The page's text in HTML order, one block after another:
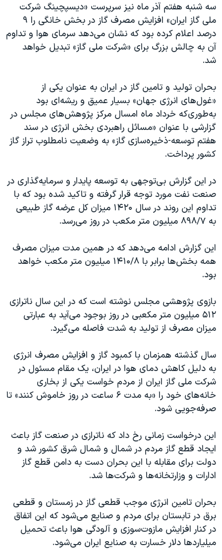
سفر پرزیدنت ترامپ به چین
سه شنبه هفتم آذر ماه نیز سرپرست «دیسپچینگ شرکت
ملی گاز ایران» افزایش مصرف گاز در بخش خانگی را ۹
درصد اعلام کرده بود که نشان می‌دهد سرمای هوا و تداوم
آن به چالش بزرگ برای «شرکت ملی گاز» تبدیل خواهد
شد.
بحران تولید و تامین گاز در ایران به عنوان یکی از
«غول‌های انرژی جهان» بسیار عمیق و ریشه‌ای بود
به‌طوری‌که خرداد ماه امسال مرکز پژوهش‌های مجلس در
گزارشی با عنوان «مسائل راهبردی بخش انرژی در سند
هفتم توسعه-ذخیره‌سازی گاز» به وضعیت نامطلوب تراز گاز
کشور پرداخت.
در این گزارش بی‌توجهی به توسعه پایدار و سرمایه‌گذاری در
صنعت نفت مورد توجه قرار گرفته و تاکید شده بود که با
تداوم این روند در سال ۱۴۲۰ میزان کل عرضه گاز طبیعی
به ۸۹۸/۷ میلیون متر مکعب در روز می‌رسد.
این گزارش ادامه می‌دهد که در همین مدت میزان مصرف
همه بخش‌ها برابر با ۱۴۱۰/۸ میلیون متر مکعب خواهد
بود.
بازوی پژوهشی مجلس نوشته است که در این سال ناترازی
۵۱۲ میلیون متر مکعبی در روز بوجود می‌آید به عبارتی
میزان مصرف از تولید به شدت فاصله می‌گیرد.
سال گذشته همزمان با کمبود گاز و افزایش مصرف انرژی
به دلیل کاهش دمای هوا در ایران، یک مقام مسئول در
شرکت ملی گاز ایران از مردم خواست یکی از بخاری
خانه‌های خود را «به مدت ۶ ساعت در روز خاموش کنند» تا
صرفه‌جویی شود.
این درخواست زمانی رخ داد که ناترازی در صنعت گاز باعث
ایجاد قطع گاز مردم در شمال و شمال شرق کشور شد و
دولت برای مقابله با این بحران دست به دامن قطع گاز
ادارات و وزارتخانه‌ها و شرکت‌ها شد.
بحران تامین انرژی موجب قطعی گاز در زمستان و قطعی
برق در تابستان برای مردم و صنایع می‌شود که این اتفاق
در کنار افزایش مازوت‌سوزی و آلودگی هوا باعث تحمیل
میلیاردها دلار خسارت به صنایع ایران می‌شود.